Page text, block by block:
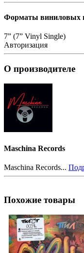
Форматы виниловых
7” (7” Vinyl Single)
Авторизация
О производителе
Maschina Records
Maschina Records...
Похожие товары